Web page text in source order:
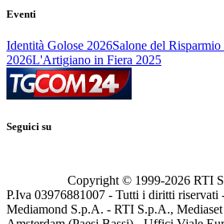
Eventi
Identità Golose 2026Salone del Risparmio
2026L'Artigiano in Fiera 2025
Seguici su
Copyright © 1999-2026 RTI
P.Iva 03976881007 - Tutti i diritti riservati
Mediamond S.p.A. - RTI S.p.A., Mediaset